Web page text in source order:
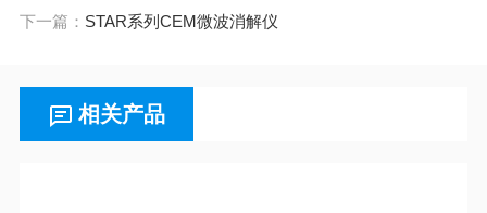
下一篇： STAR系列CEM微波消解仪
相关产品